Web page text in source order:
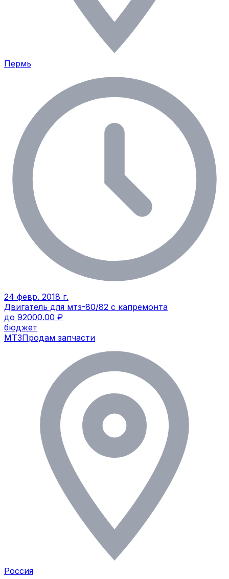
Пермь
24 февр. 2018 г.
Двигатель для мтз-80/82 с капремонта
до 92000.00 ₽
бюджет
МТЗПродам запчасти
Россия